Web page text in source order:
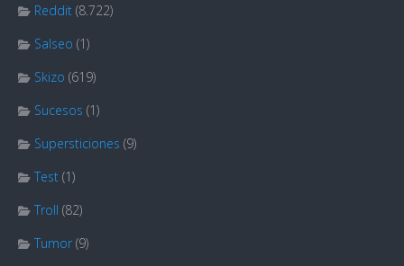
Reddit (8.722)
Salseo (1)
Skizo (619)
Sucesos (1)
Supersticiones (9)
Test (1)
Troll (82)
Tumor (9)